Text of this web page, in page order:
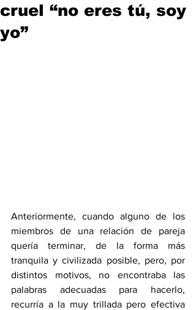
cruel “no eres tú, soy
yo”
Anteriormente, cuando alguno de los
miembros de una relación de pareja
quería terminar, de la forma más
tranquila y civilizada posible, pero, por
distintos motivos, no encontraba las
palabras adecuadas para hacerlo,
recurría a la muy trillada pero efectiva